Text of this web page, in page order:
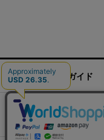
ご利用ガイド
運営会社
プライバ